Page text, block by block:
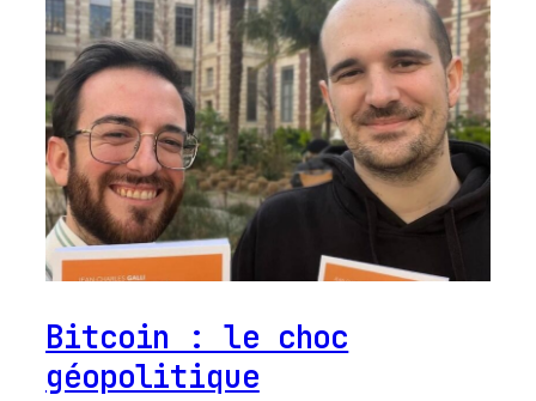
Bitcoin : le choc
géopolitique